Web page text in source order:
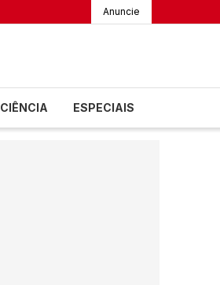
Anuncie
CIÊNCIA ESPECIAIS